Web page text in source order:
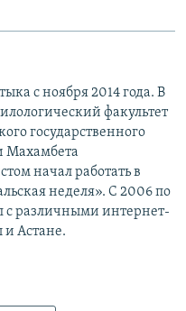
с ноября 2014 года. В
факультет
государственного
Махамбета
начал работать в
неделя». С 2006 по
с различными интернет-
Астане.